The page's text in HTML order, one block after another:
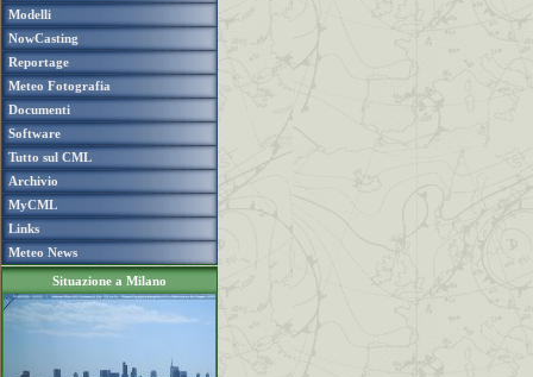
Modelli
NowCasting
Reportage
Meteo Fotografia
Documenti
Software
Tutto sul CML
Archivio
MyCML
Links
Meteo News
Situazione a Milano